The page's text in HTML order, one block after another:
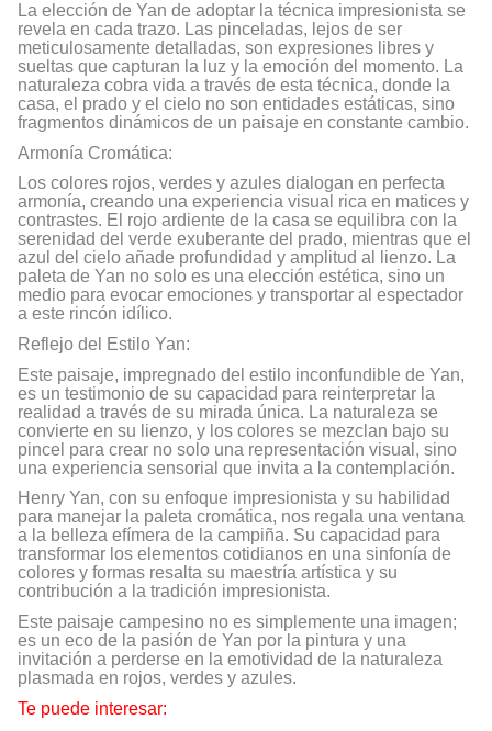
La elección de Yan de adoptar la técnica impresionista se
revela en cada trazo. Las pinceladas, lejos de ser
meticulosamente detalladas, son expresiones libres y
sueltas que capturan la luz y la emoción del momento. La
naturaleza cobra vida a través de esta técnica, donde la
casa, el prado y el cielo no son entidades estáticas, sino
fragmentos dinámicos de un paisaje en constante cambio.
Armonía Cromática:
Los colores rojos, verdes y azules dialogan en perfecta
armonía, creando una experiencia visual rica en matices y
contrastes. El rojo ardiente de la casa se equilibra con la
serenidad del verde exuberante del prado, mientras que el
azul del cielo añade profundidad y amplitud al lienzo. La
paleta de Yan no solo es una elección estética, sino un
medio para evocar emociones y transportar al espectador
a este rincón idílico.
Reflejo del Estilo Yan:
Este paisaje, impregnado del estilo inconfundible de Yan,
es un testimonio de su capacidad para reinterpretar la
realidad a través de su mirada única. La naturaleza se
convierte en su lienzo, y los colores se mezclan bajo su
pincel para crear no solo una representación visual, sino
una experiencia sensorial que invita a la contemplación.
Henry Yan, con su enfoque impresionista y su habilidad
para manejar la paleta cromática, nos regala una ventana
a la belleza efímera de la campiña. Su capacidad para
transformar los elementos cotidianos en una sinfonía de
colores y formas resalta su maestría artística y su
contribución a la tradición impresionista.
Este paisaje campesino no es simplemente una imagen;
es un eco de la pasión de Yan por la pintura y una
invitación a perderse en la emotividad de la naturaleza
plasmada en rojos, verdes y azules.
Te puede interesar: